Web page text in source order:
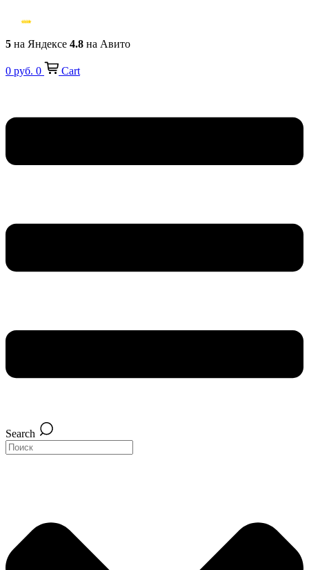
5 на Яндексе 4.8 на Авито
0 руб. 0 Cart
Search